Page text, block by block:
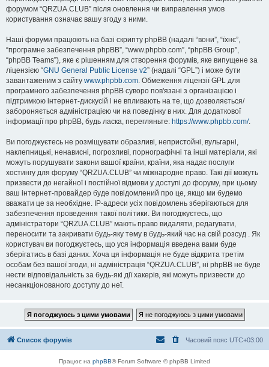
форумом “QRZUA.CLUB” після оновлення чи виправлення умов
користування означає вашу згоду з ними.
Наші форуми працюють на базі скрипту phpBB (надалі “вони”, “їхнє”,
“програмне забезпечення phpBB”, “www.phpbb.com”, “phpBB Group”,
“phpBB Teams”), яке є рішенням для створення форумів, яке випущене за
ліцензією “GNU General Public License v2” (надалі “GPL”) і може бути
завантаженим з сайту www.phpbb.com. Обмеження ліцензії GPL для
програмного забезпечення phpBB суворо пов'язані з організацією і
підтримкою інтернет-дискусій і не впливають на те, що дозволяється/
забороняється адміністрацією чи на поведінку в них. Для додаткової
інформації про phpBB, будь ласка, перегляньте: https://www.phpbb.com/.
Ви погоджуєтесь не розміщувати образливі, непристойні, вульгарні,
наклепницькі, ненависні, погрозливі, порнографічні та інші матеріали, які
можуть порушувати закони вашої країни, країни, яка надає послуги
хостингу для форуму “QRZUA.CLUB” чи міжнародне право. Такі дії можуть
призвести до негайної і постійної відмови у доступі до форуму, при цьому
ваш інтернет-провайдер буде повідомлений про це, якщо ми будемо
вважати це за необхідне. IP-адреси усіх повідомлень зберігаються для
забезпечення проведення такої політики. Ви погоджуєтесь, що
адміністратори “QRZUA.CLUB” мають право видаляти, редагувати,
переносити та закривати будь-яку тему в будь-який час на свій розсуд . Як
користувач ви погоджуєтесь, що уся інформація введена вами буде
зберігатись в базі даних. Хоча ця інформація не буде відкрита третім
особам без вашої згоди, ні адміністрація “QRZUA.CLUB”, ні phpBB не буде
нести відповідальність за будь-які дії хакерів, які можуть призвести до
несанкціонованого доступу до неї.
Список форумів Часовий пояс UTC+03:00
Працює на phpBB® Forum Software © phpBB Limited